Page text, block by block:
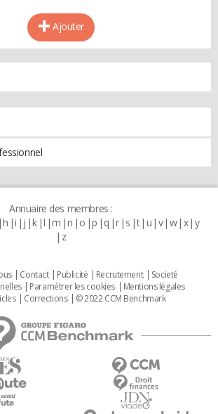
Ajouter
Annuaire des membres :
h i j k l m n o p q r s t u v w x y
z
Contact Publicité Recrutement
Societé
Paramétrer les cookies
Mentions légales
Corrections © 2022 CCM Benchmark